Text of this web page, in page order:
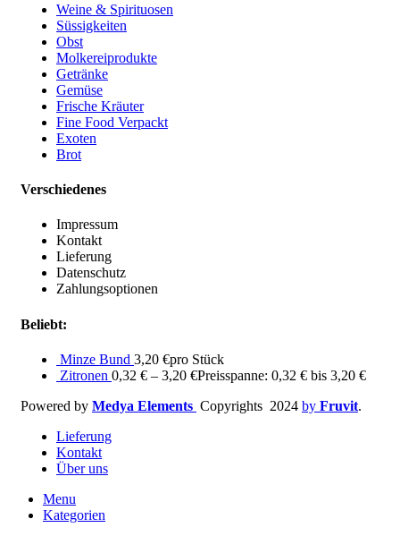
Weine & Spirituosen
Süssigkeiten
Obst
Molkereiprodukte
Getränke
Gemüse
Frische Kräuter
Fine Food Verpackt
Exoten
Brot
Verschiedenes
Impressum
Kontakt
Lieferung
Datenschutz
Zahlungsoptionen
Beliebt:
Minze Bund 3,20 €pro Stück
Zitronen 0,32 € – 3,20 €Preisspanne: 0,32 € bis 3,20 €
Powered by Medya Elements Copyrights 2024 by Fruvit.
Lieferung
Kontakt
Über uns
Menu
Kategorien